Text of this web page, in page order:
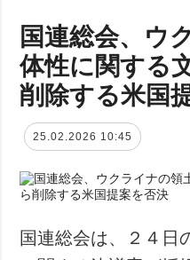
国連総会、ウ
体性に関する
削除する米国
25.02.2026 10:45
国連総会は、２４日